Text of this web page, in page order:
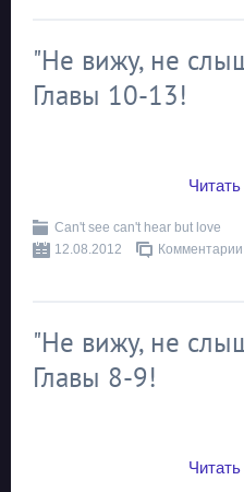
"Не вижу, не
Главы 10-13!
Can't see can't hear but love
12.08.2012
"Не вижу, не
Главы 8-9!